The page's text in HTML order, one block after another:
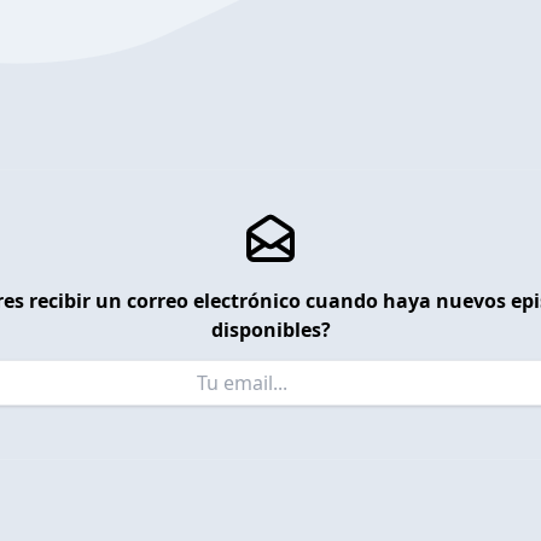
recibir un correo electrónico cuando haya nuevos
disponibles?